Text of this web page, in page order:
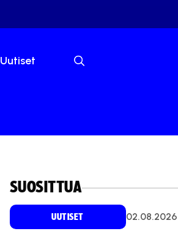
Uutiset
SUOSITTUA
UUTISET 02.08.2026